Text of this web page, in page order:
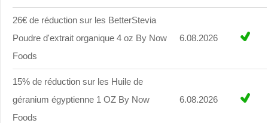
26€ de réduction sur les BetterStevia
Poudre d'extrait organique 4 oz By Now
Foods
6.08.2026
15% de réduction sur les Huile de
géranium égyptienne 1 OZ By Now
Foods
6.08.2026